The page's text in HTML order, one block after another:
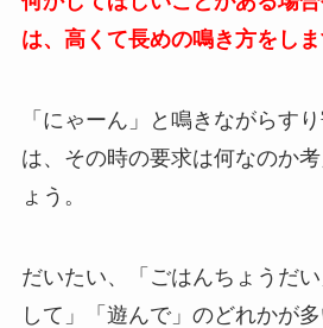
は、高くて長めの鳴き方をしま
「にゃーん」と鳴きながらす
は、その時の要求は何なのか
ょう。
だいたい、「ごはんちょうだ
して」「遊んで」のどれかが